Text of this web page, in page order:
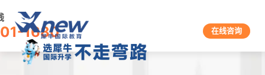
1680 在线咨询